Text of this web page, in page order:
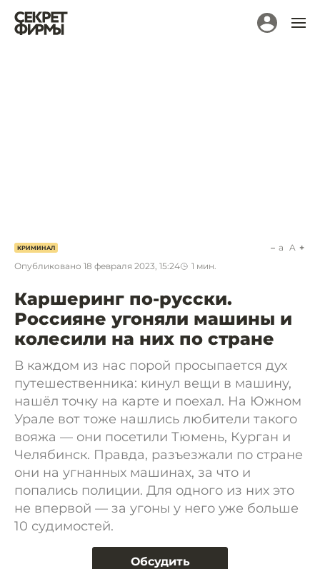
КРИМИНАЛ
Опубликовано 18 февраля 2023, 15:24 1 мин.
a A
Каршеринг по-русски.
Россияне угоняли машины и
колесили на них по стране
В каждом из нас порой просыпается дух
путешественника: кинул вещи в машину,
нашёл точку на карте и поехал. На Южном
Урале вот тоже нашлись любители такого
вояжа — они посетили Тюмень, Курган и
Челябинск. Правда, разъезжали по стране
они на угнанных машинах, за что и
попались полиции. Для одного из них это
не впервой — за угоны у него уже больше
10 судимостей.
Обсудить